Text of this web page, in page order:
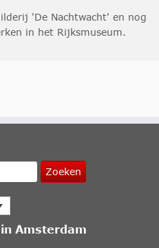
'De Nachtwacht' en nog
in het Rijksmuseum.
Zoeken
Amsterdam